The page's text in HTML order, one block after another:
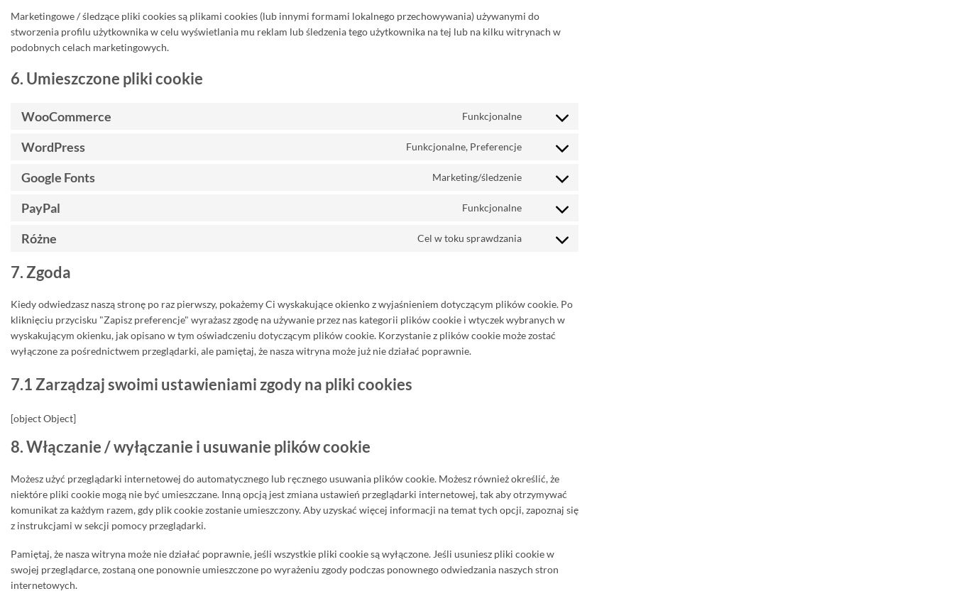
Marketingowe / śledzące pliki cookies są plikami cookies (lub innymi formami lokalnego przechowywania) używanymi do
stworzenia profilu użytkownika w celu wyświetlania mu reklam lub śledzenia tego użytkownika na tej lub na kilku witrynach w
podobnych celach marketingowych.
6. Umieszczone pliki cookie
WooCommerce Funkcjonalne
Consent
service
WordPress Funkcjonalne, Preferencje
Consent
service
Google Fonts Marketing/śledzenie
Consent
service
PayPal Funkcjonalne
Consent
service
Różne Cel w toku sprawdzania
Consent
7. Zgoda
Kiedy odwiedzasz naszą stronę po raz pierwszy, pokażemy Ci wyskakujące okienko z wyjaśnieniem dotyczącym plików cookie. Po
kliknięciu przycisku "Zapisz preferencje" wyrażasz zgodę na używanie przez nas kategorii plików cookie i wtyczek wybranych w
wyskakującym okienku, jak opisano w tym oświadczeniu dotyczącym plików cookie. Korzystanie z plików cookie może zostać
wyłączone za pośrednictwem przeglądarki, ale pamiętaj, że nasza witryna może już nie działać poprawnie.
7.1 Zarządzaj swoimi ustawieniami zgody na pliki cookies
[object Object]
8. Włączanie / wyłączanie i usuwanie plików cookie
Możesz użyć przeglądarki internetowej do automatycznego lub ręcznego usuwania plików cookie. Możesz również określić, że
niektóre pliki cookie mogą nie być umieszczane. Inną opcją jest zmiana ustawień przeglądarki internetowej, tak aby otrzymywać
komunikat za każdym razem, gdy plik cookie zostanie umieszczony. Aby uzyskać więcej informacji na temat tych opcji, zapoznaj się
z instrukcjami w sekcji pomocy przeglądarki.
Pamiętaj, że nasza witryna może nie działać poprawnie, jeśli wszystkie pliki cookie są wyłączone. Jeśli usuniesz pliki cookie w
swojej przeglądarce, zostaną one ponownie umieszczone po wyrażeniu zgody podczas ponownego odwiedzania naszych stron
internetowych.